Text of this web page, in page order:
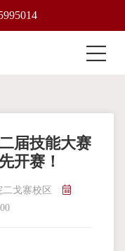
届技能大赛
开赛！
戈寨校区